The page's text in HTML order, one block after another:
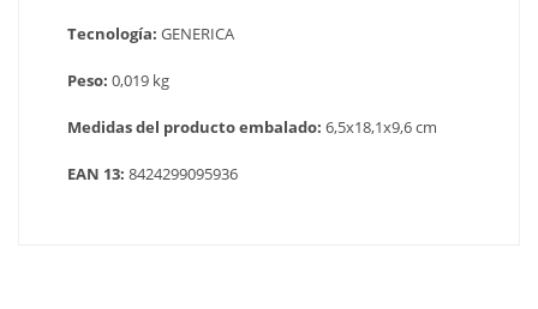
Tecnología: GENERICA
Peso: 0,019 kg
Medidas del producto embalado: 6,5x18,1x9,6 cm
EAN 13: 8424299095936